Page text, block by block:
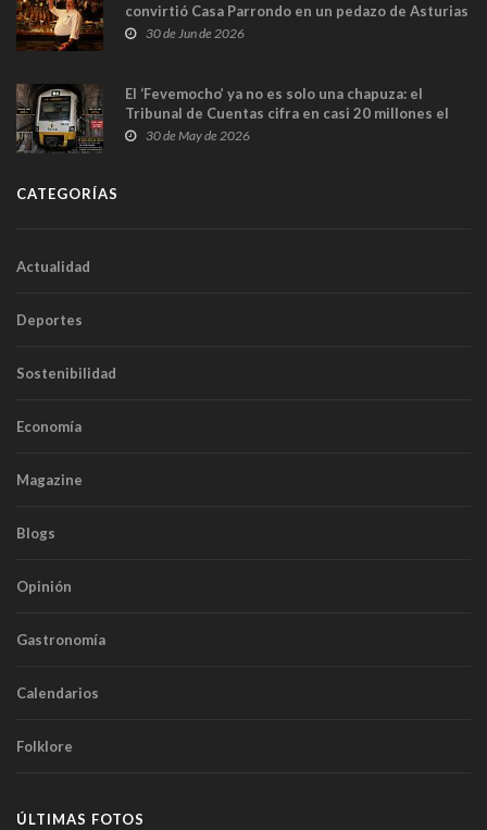
convirtió Casa Parrondo en un pedazo de Asturias
en Madrid
30 de Jun de 2026
El ‘Fevemocho’ ya no es solo una chapuza: el
Tribunal de Cuentas cifra en casi 20 millones el
sobrecoste de los trenes que no cabían por los
30 de May de 2026
CATEGORÍAS
Actualidad
Deportes
Sostenibilidad
Economía
Magazine
Blogs
Opinión
Gastronomía
Calendarios
Folklore
ÚLTIMAS FOTOS